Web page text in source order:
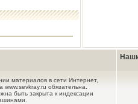
материалов в сети Интернет,
www.sevkray.ru обязательна.
быть закрыта к индексации